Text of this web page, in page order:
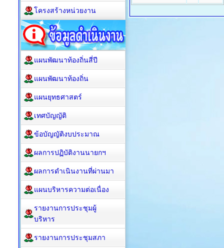
โครงสร้างหน่วยงาน
แผนพัฒนาท้องถิ่นสี่ปี
แผนพัฒนาท้องถิ่น
แผนยุทธศาสตร์
เทศบัญญัติ
ข้อบัญญัติงบประมาณ
ผลการปฏิบัติงานนายกฯ
ผลการดำเนินงานที่ผ่านมา
แผนบริหารความต่อเนื่อง
รายงานการประชุมผู้
บริหาร
รายงานการประชุมสภา